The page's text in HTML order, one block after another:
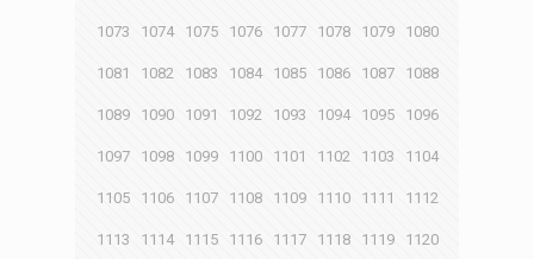
1073 1074 1075 1076 1077 1078 1079 1080
1081 1082 1083 1084 1085 1086 1087 1088
1089 1090 1091 1092 1093 1094 1095 1096
1097 1098 1099 1100 1101 1102 1103 1104
1105 1106 1107 1108 1109 1110 1111 1112
1113 1114 1115 1116 1117 1118 1119 1120